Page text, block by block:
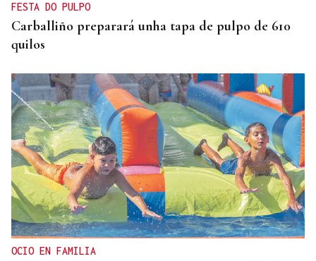
FESTA DO PULPO
Carballiño preparará unha tapa de pulpo de 610
quilos
OCIO EN FAMILIA